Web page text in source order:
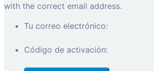
with the correct email address.
Tu correo electrónico:
Código de activación: